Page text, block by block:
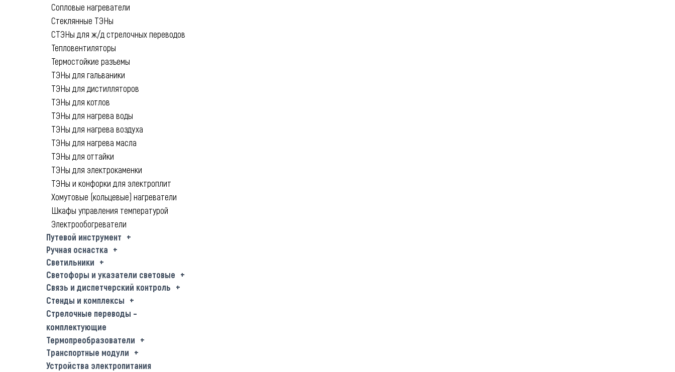
Сопловые нагреватели
Стеклянные ТЭНы
СТЭНы для ж/д стрелочных переводов
Тепловентиляторы
Термостойкие разъемы
ТЭНы для гальваники
ТЭНы для дистилляторов
ТЭНы для котлов
ТЭНы для нагрева воды
ТЭНы для нагрева воздуха
ТЭНы для нагрева масла
ТЭНы для оттайки
ТЭНы для электрокаменки
ТЭНы и конфорки для электроплит
Хомутовые (кольцевые) нагреватели
Шкафы управления температурой
Электрообогреватели
Путевой инструмент
Ручная оснастка
Светильники
Светофоры и указатели световые
Связь и диспетчерский контроль
Стенды и комплексы
Стрелочные переводы –
комплектующие
Термопреобразователи
Транспортные модули
Устройства электропитания